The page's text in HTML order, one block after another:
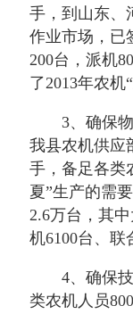
手，到山东、
作业市场，已
200台，派机
了2013年农机
3、确保
我县农机供应
手，备足各类
夏”生产的需
2.6万台，其
机6100台、联
4、确保
类农机人员